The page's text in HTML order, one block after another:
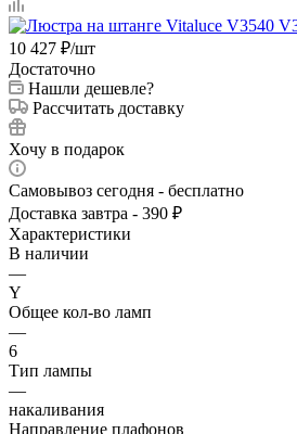
10 427 ₽/шт
Достаточно
Нашли дешевле?
Рассчитать доставку
Хочу в подарок
Самовывоз сегодня - бесплатно
Доставка завтра - 390 ₽
Характеристики
В наличии
—
Y
Общее кол-во ламп
—
6
Тип лампы
—
накаливания
Направление плафонов